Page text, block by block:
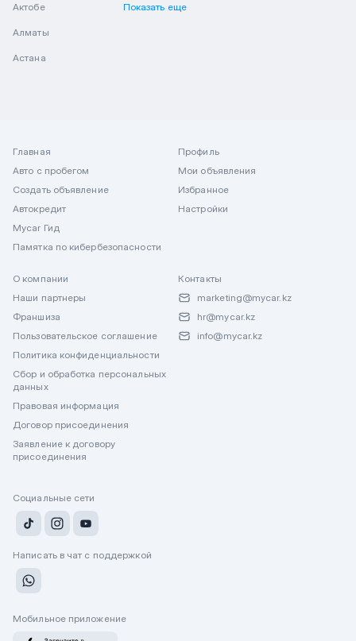
Актобе
Алматы
Астана
Показать еще
Главная
Авто с пробегом
Создать объявление
Автокредит
Mycar Гид
Памятка по кибербезопасности
Профиль
Мои объявления
Избранное
Настройки
О компании
Наши партнеры
Франшиза
Пользовательское соглашение
Политика конфиденциальности
Сбор и обработка персональных
данных
Правовая информация
Договор присоединения
Заявление к договору
присоединения
Контакты
marketing@mycar.kz
hr@mycar.kz
info@mycar.kz
Социальные сети
Написать в чат с поддержкой
Мобильное приложение